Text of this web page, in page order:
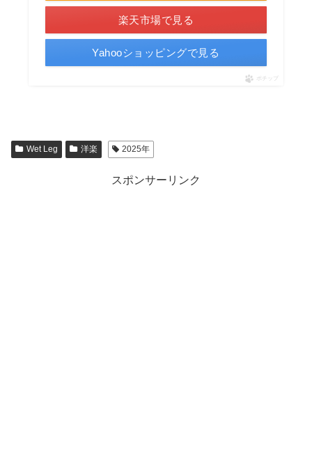
楽天市場で見る
Yahooショッピングで見る
ポチップ
Wet Leg 洋楽 2025年
スポンサーリンク